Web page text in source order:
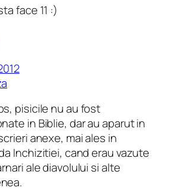
face 11 :)
pisicile nu au fost
in Biblie, dar au aparut in
anexe, mai ales in
Inchizitiei, cand erau vazute
ale diavolului si alte